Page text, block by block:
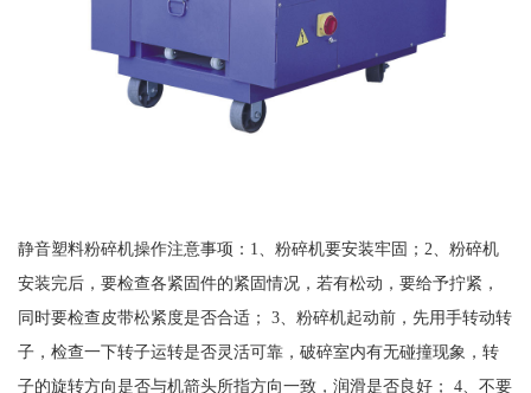
静音塑料粉碎机操作注意事项：1、粉碎机要安装牢固；2、粉碎机
安装完后，要检查各紧固件的紧固情况，若有松动，要给予拧紧，
同时要检查皮带松紧度是否合适； 3、粉碎机起动前，先用手转动转
子，检查一下转子运转是否灵活可靠，破碎室内有无碰撞现象，转
子的旋转方向是否与机箭头所指方向一致，润滑是否良好； 4、不要